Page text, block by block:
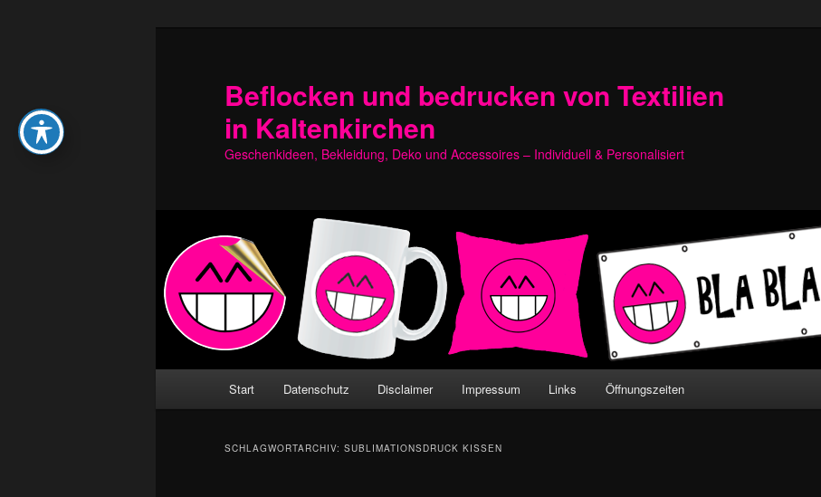
Beflocken und bedrucken von Textilien
in Kaltenkirchen
Geschenkideen, Bekleidung, Deko und Accessoires – Individuell & Personalisiert
Start Datenschutz Disclaimer Impressum Links Öffnungszeiten
SCHLAGWORTARCHIV: SUBLIMATIONSDRUCK KISSEN